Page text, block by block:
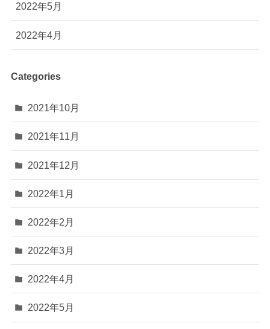
2022年5月
2022年4月
Categories
2021年10月
2021年11月
2021年12月
2022年1月
2022年2月
2022年3月
2022年4月
2022年5月